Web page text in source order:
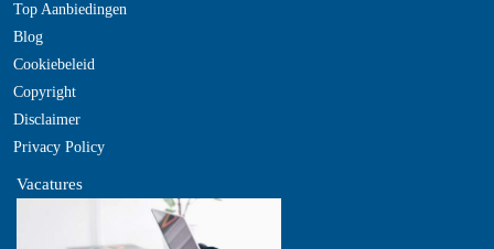
Top Aanbiedingen
Blog
Cookiebeleid
Copyright
Disclaimer
Privacy Policy
Vacatures